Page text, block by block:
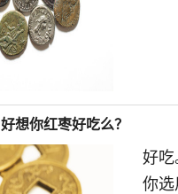
好想你红枣好吃么？
好吃
你